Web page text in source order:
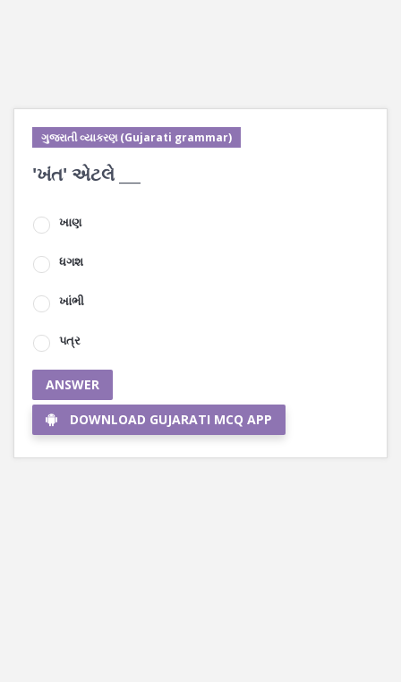
ગુજરાતી વ્યાકરણ (Gujarati grammar)
'ખંત' એટલે ___
ખાણ
ધગશ
ખાંભી
પત્ર
ANSWER
DOWNLOAD GUJARATI MCQ APP